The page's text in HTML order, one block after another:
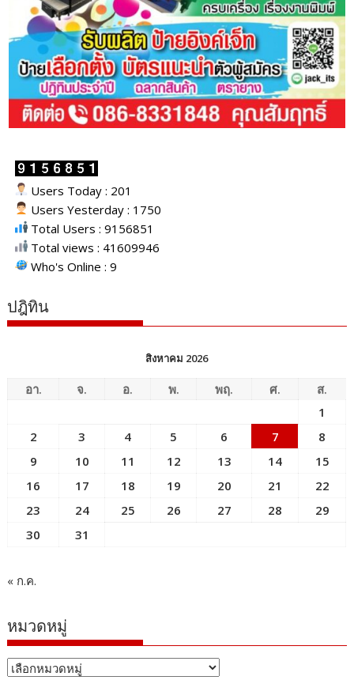
Users Today : 201
Users Yesterday : 1750
Total Users : 9156851
Total views : 41609946
Who's Online : 9
ปฎิทิน
สิงหาคม 2026
อา. จ. อ. พ. พฤ. ศ.
ส.
1
2
3 4 5 6 7
8
9
10 11 12 13 14
15
16
17 18 19 20 21
22
23
24 25 26 27 28
29
30
31
« ก.ค.
หมวดหมู่
หมวด